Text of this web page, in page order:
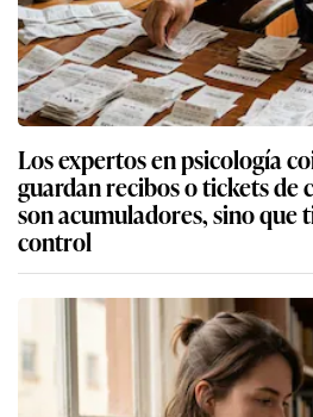
Los expertos en psicología
guardan recibos o tickets de
son acumuladores, sino que
control